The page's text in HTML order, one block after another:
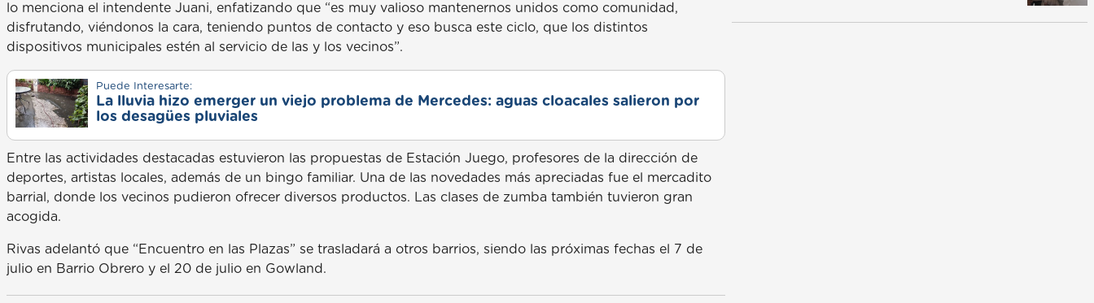
lo menciona el intendente Juani, enfatizando que “es muy valioso mantenernos unidos como comunidad,
disfrutando, viéndonos la cara, teniendo puntos de contacto y eso busca este ciclo, que los distintos
dispositivos municipales estén al servicio de las y los vecinos”.
Puede Interesarte:
La lluvia hizo emerger un viejo problema de Mercedes: aguas cloacales salieron por
los desagües pluviales
Entre las actividades destacadas estuvieron las propuestas de Estación Juego, profesores de la dirección de
deportes, artistas locales, además de un bingo familiar. Una de las novedades más apreciadas fue el mercadito
barrial, donde los vecinos pudieron ofrecer diversos productos. Las clases de zumba también tuvieron gran
acogida.
Rivas adelantó que “Encuentro en las Plazas” se trasladará a otros barrios, siendo las próximas fechas el 7 de
julio en Barrio Obrero y el 20 de julio en Gowland.